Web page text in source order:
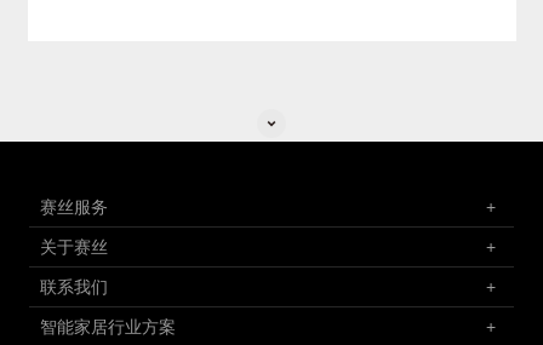
赛丝服务 +
关于赛丝 +
联系我们 +
智能家居行业方案 +